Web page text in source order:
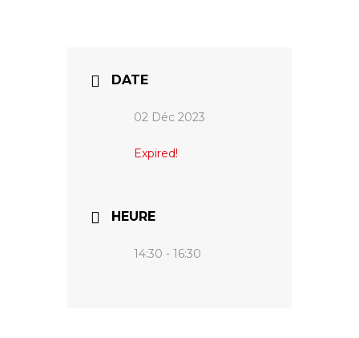
DATE
02 Déc 2023
Expired!
HEURE
14:30 - 16:30